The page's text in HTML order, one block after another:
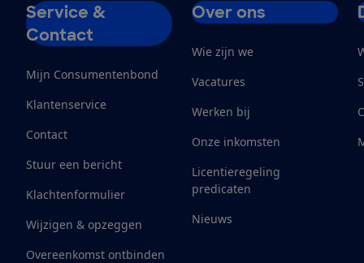
Service &
Contact
Mijn Consumentenbond
Klantenservice
Contact
Stuur een bericht
Klachtenformulier
Wijzigen & opzeggen
Overeenkomst ontbinden
Over ons
Wie zijn we
Vacatures
Werken bij
Onze inkomsten
Licentieregeling
predicaten
Nieuws